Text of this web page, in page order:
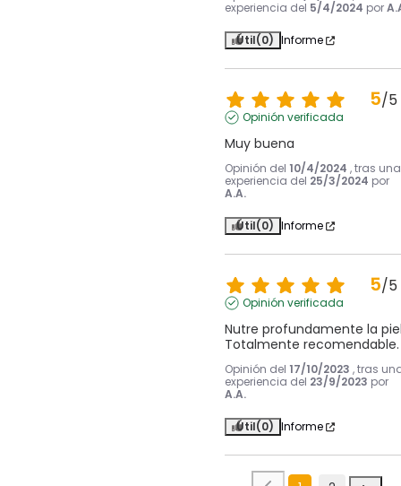
experiencia del 5/4/2024 por
Útil(0) Informe
5/5
Opinión verificada
Muy buena
Opinión del 10/4/2024 , tras una
experiencia del 25/3/2024 por
A.A.
Útil(0) Informe
5/5
Opinión verificada
Nutre profundamente la
Totalmente recomendable.
Opinión del 17/10/2023 , tras
experiencia del 23/9/2023 por
A.A.
Útil(0) Informe